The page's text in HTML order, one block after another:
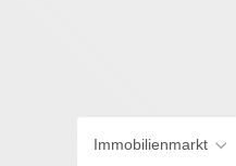
Immobilienmarkt